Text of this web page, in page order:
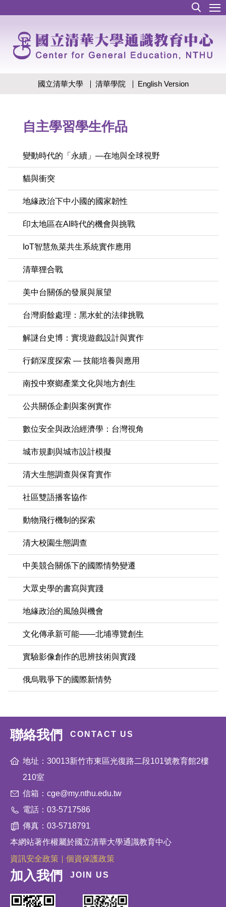
國立清華大學 清華學院 English Version
自主學習學生作品
變動時代的「永續」—在地與全球視野
貓與衝突
地緣政治下中小國的國家韌性
印太地區在AI時代的機會與挑戰
IoT智慧魚菜共生系統實作應用
清華狸合戰
美中台關係的發展與展望
台灣廚餘處理：黑水虻的法律挑戰
解謎台史博：實境遊戲設計與實作
行銷深度探索 — 技能培養與應用
南投中寮鄉產業文化與地方創生
公共關係企劃與案例實作
數位安全與政治經濟學：台灣視角
城市規劃與城市設計模擬
清大生態調查與保育實作
社區雙語播客協作
動物飛行機制的探索
清大校園生態調查
中美競合關係下的國際情勢變遷
大眾史學的書寫與實踐
地緣政治的風險與機會
文化傳承新可能——北埔導覽創生
實驗影像創作的思辨技術與實踐
俄烏戰爭下的國際新情勢
聯絡我們 CONTACT US
地址：30013新竹市東區光復路二段101號教育館2樓
210室
信箱：cge@my.nthu.edu.tw
電話：03-5717586
傳真：03-5718791
本網站著作權屬於國立清華大學通識教育中心
資訊安全政策
個資保護政策
加入我們 JOIN US